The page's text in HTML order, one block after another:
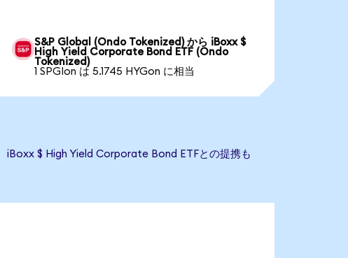
S&P Global (Ondo Tokenized) から iBoxx $
High Yield Corporate Bond ETF (Ondo
Tokenized)
1 SPGIon は 5.1745 HYGon に相当
iBoxx $ High Yield Corporate Bond ETFとの提携も